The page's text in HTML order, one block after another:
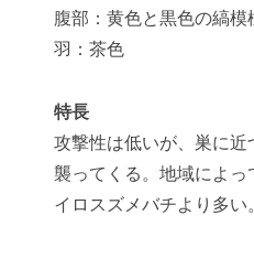
腹部：黄色と黒色の縞模
羽：茶色
特長
攻撃性は低いが、巣に近
襲ってくる。地域によ
イロスズメバチより多い。